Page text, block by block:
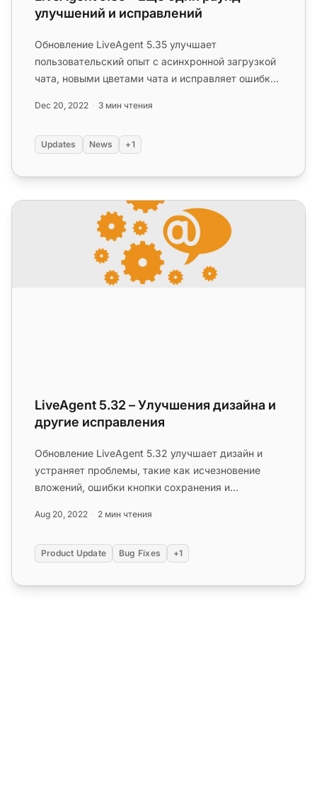
улучшений и исправлений
Обновление LiveAgent 5.35 улучшает
пользовательский опыт с асинхронной загрузкой
чата, новыми цветами чата и исправляет ошибки
Dec 20, 2022 3 мин чтения
Updates News +1
LiveAgent 5.32 – Улучшения дизайна и другие
LiveAgent 5.32 – Улучшения дизайна и
другие исправления
Обновление LiveAgent 5.32 улучшает дизайн и
устраняет проблемы, такие как исчезновение
вложений, ошибки кнопки сохранения и
Aug 20, 2022 2 мин чтения
Product Update Bug Fixes +1